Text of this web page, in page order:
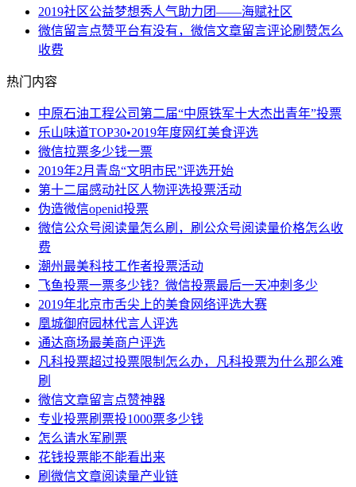
2019社区公益梦想秀人气助力团——海赋社区
微信留言点赞平台有没有，微信文章留言评论刷赞怎么
收费
热门内容
中原石油工程公司第二届“中原铁军十大杰出青年”投票
乐山味道TOP30•2019年度网红美食评选
微信拉票多少钱一票
2019年2月青岛“文明市民”评选开始
第十二届感动社区人物评选投票活动
伪造微信openid投票
微信公众号阅读量怎么刷，刷公众号阅读量价格怎么收
费
潮州最美科技工作者投票活动
飞鱼投票一票多少钱？微信投票最后一天冲刺多少
2019年北京市舌尖上的美食网络评选大赛
凰城御府园林代言人评选
通达商场最美商户评选
凡科投票超过投票限制怎么办，凡科投票为什么那么难
刷
微信文章留言点赞神器
专业投票刷票投1000票多少钱
怎么请水军刷票
花钱投票能不能看出来
刷微信文章阅读量产业链